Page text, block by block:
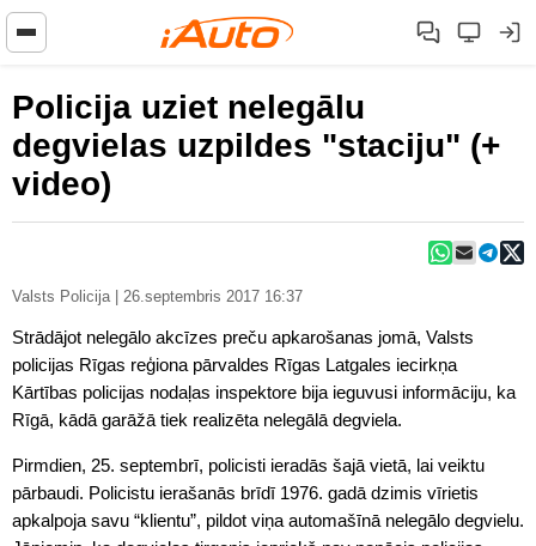
Policija uziet nelegālu
degvielas uzpildes "staciju" (+
video)
Valsts Policija | 26.septembris 2017 16:37
Strādājot nelegālo akcīzes preču apkarošanas jomā, Valsts
policijas Rīgas reģiona pārvaldes Rīgas Latgales iecirkņa
Kārtības policijas nodaļas inspektore bija ieguvusi informāciju, ka
Rīgā, kādā garāžā tiek realizēta nelegālā degviela.
Pirmdien, 25. septembrī, policisti ieradās šajā vietā, lai veiktu
pārbaudi. Policistu ierašanās brīdī 1976. gadā dzimis vīrietis
apkalpoja savu “klientu”, pildot viņa automašīnā nelegālo degvielu.